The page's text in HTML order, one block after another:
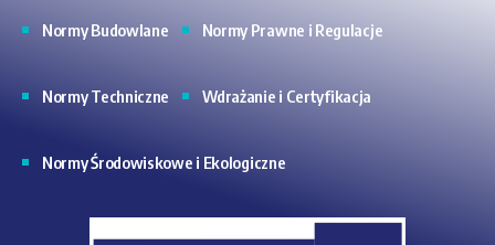
Normy Budowlane Normy Prawne i Regulacje
Normy Techniczne Wdrażanie i Certyfikacja
Normy Środowiskowe i Ekologiczne